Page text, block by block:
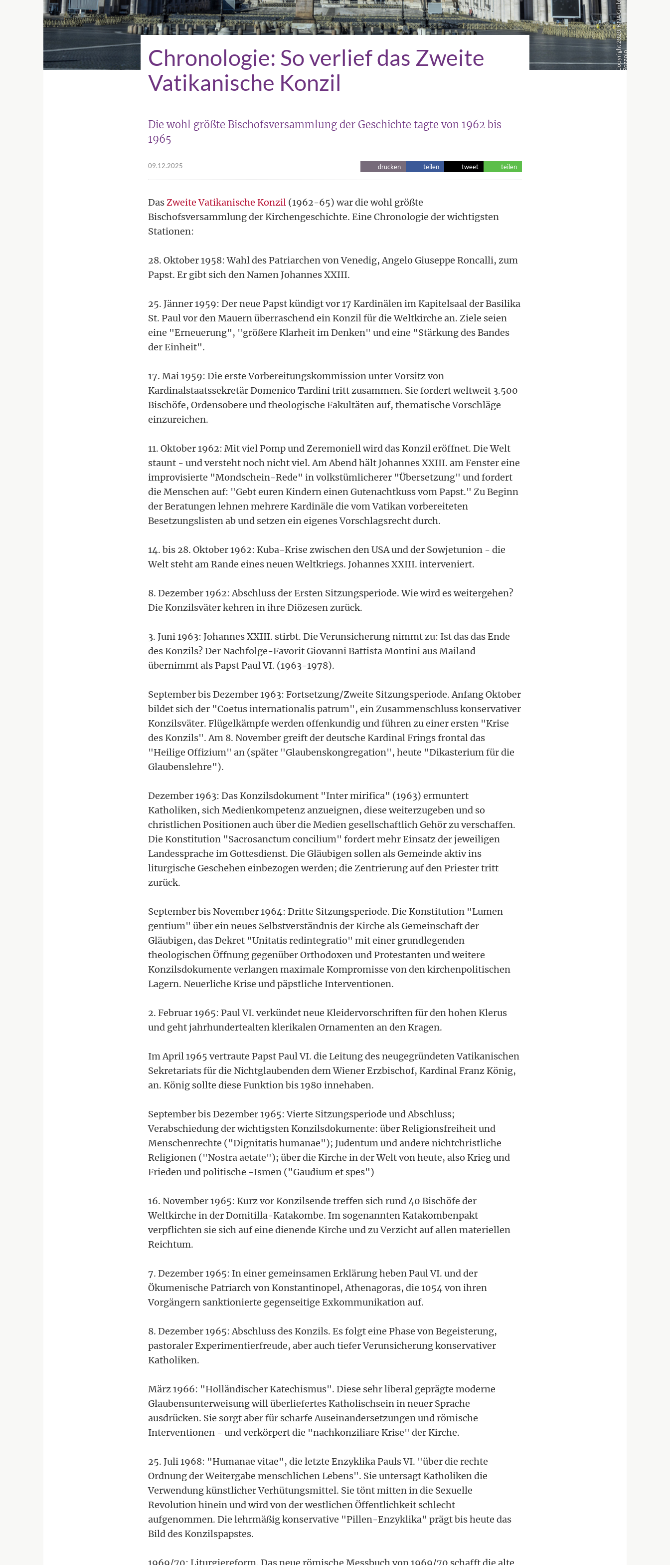
g
o
Chronologie: So verlief das Zweite
Vatikanische Konzil
Die wohl größte Bischofsversammlung der Geschichte tagte von 1962 bis
1965
09.12.2025 drucken teilen tweet teilen
DasZweite Vatikanische Konzil (1962-65) war die wohl größte
Bischofsversammlung der Kirchengeschichte. Eine Chronologie der wichtigsten
Stationen:
28. Oktober 1958: Wahl des Patriarchen von Venedig, Angelo Giuseppe Roncalli, zum
Papst. Er gibt sich den Namen Johannes XXIII.
25. Jänner 1959: Der neue Papst kündigt vor 17 Kardinälen im Kapitelsaal der Basilika
St. Paul vor den Mauern überraschend ein Konzil für die Weltkirche an. Ziele seien
eine "Erneuerung", "größere Klarheit im Denken" und eine "Stärkung des Bandes
der Einheit".
17. Mai 1959: Die erste Vorbereitungskommission unter Vorsitz von
Kardinalstaatssekretär Domenico Tardini tritt zusammen. Sie fordert weltweit 3.500
Bischöfe, Ordensobere und theologische Fakultäten auf, thematische Vorschläge
einzureichen.
11. Oktober 1962: Mit viel Pomp und Zeremoniell wird das Konzil eröffnet. Die Welt
staunt - und versteht noch nicht viel. Am Abend hält Johannes XXIII. am Fenster eine
improvisierte "Mondschein-Rede" in volkstümlicherer "Übersetzung" und fordert
die Menschen auf: "Gebt euren Kindern einen Gutenachtkuss vom Papst." Zu Beginn
der Beratungen lehnen mehrere Kardinäle die vom Vatikan vorbereiteten
Besetzungslisten ab und setzen ein eigenes Vorschlagsrecht durch.
14. bis 28. Oktober 1962: Kuba-Krise zwischen den USA und der Sowjetunion - die
Welt steht am Rande eines neuen Weltkriegs. Johannes XXIII. interveniert.
8. Dezember 1962: Abschluss der Ersten Sitzungsperiode. Wie wird es weitergehen?
Die Konzilsväter kehren in ihre Diözesen zurück.
3. Juni 1963: Johannes XXIII. stirbt. Die Verunsicherung nimmt zu: Ist das das Ende
des Konzils? Der Nachfolge-Favorit Giovanni Battista Montini aus Mailand
übernimmt als Papst Paul VI. (1963-1978).
September bis Dezember 1963: Fortsetzung/Zweite Sitzungsperiode. Anfang Oktober
bildet sich der "Coetus internationalis patrum", ein Zusammenschluss konservativer
Konzilsväter. Flügelkämpfe werden offenkundig und führen zu einer ersten "Krise
des Konzils". Am 8. November greift der deutsche Kardinal Frings frontal das
"Heilige Offizium" an (später "Glaubenskongregation", heute "Dikasterium für die
Glaubenslehre").
Dezember 1963: Das Konzilsdokument "Inter mirifica" (1963) ermuntert
Katholiken, sich Medienkompetenz anzueignen, diese weiterzugeben und so
christlichen Positionen auch über die Medien gesellschaftlich Gehör zu verschaffen.
Die Konstitution "Sacrosanctum concilium" fordert mehr Einsatz der jeweiligen
Landessprache im Gottesdienst. Die Gläubigen sollen als Gemeinde aktiv ins
liturgische Geschehen einbezogen werden; die Zentrierung auf den Priester tritt
zurück.
September bis November 1964: Dritte Sitzungsperiode. Die Konstitution "Lumen
gentium" über ein neues Selbstverständnis der Kirche als Gemeinschaft der
Gläubigen, das Dekret "Unitatis redintegratio" mit einer grundlegenden
theologischen Öffnung gegenüber Orthodoxen und Protestanten und weitere
Konzilsdokumente verlangen maximale Kompromisse von den kirchenpolitischen
Lagern. Neuerliche Krise und päpstliche Interventionen.
2. Februar 1965: Paul VI. verkündet neue Kleidervorschriften für den hohen Klerus
und geht jahrhundertealten klerikalen Ornamenten an den Kragen.
Im April 1965 vertraute Papst Paul VI. die Leitung des neugegründeten Vatikanischen
Sekretariats für die Nichtglaubenden dem Wiener Erzbischof, Kardinal Franz König,
an. König sollte diese Funktion bis 1980 innehaben.
September bis Dezember 1965: Vierte Sitzungsperiode und Abschluss;
Verabschiedung der wichtigsten Konzilsdokumente: über Religionsfreiheit und
Menschenrechte ("Dignitatis humanae"); Judentum und andere nichtchristliche
Religionen ("Nostra aetate"); über die Kirche in der Welt von heute, also Krieg und
Frieden und politische -Ismen ("Gaudium et spes")
16. November 1965: Kurz vor Konzilsende treffen sich rund 40 Bischöfe der
Weltkirche in der Domitilla-Katakombe. Im sogenannten Katakombenpakt
verpflichten sie sich auf eine dienende Kirche und zu Verzicht auf allen materiellen
Reichtum.
7. Dezember 1965: In einer gemeinsamen Erklärung heben Paul VI. und der
Ökumenische Patriarch von Konstantinopel, Athenagoras, die 1054 von ihren
Vorgängern sanktionierte gegenseitige Exkommunikation auf.
8. Dezember 1965: Abschluss des Konzils. Es folgt eine Phase von Begeisterung,
pastoraler Experimentierfreude, aber auch tiefer Verunsicherung konservativer
Katholiken.
März 1966: "Holländischer Katechismus". Diese sehr liberal geprägte moderne
Glaubensunterweisung will überliefertes Katholischsein in neuer Sprache
ausdrücken. Sie sorgt aber für scharfe Auseinandersetzungen und römische
Interventionen - und verkörpert die "nachkonziliare Krise" der Kirche.
25. Juli 1968: "Humanae vitae", die letzte Enzyklika Pauls VI. "über die rechte
Ordnung der Weitergabe menschlichen Lebens". Sie untersagt Katholiken die
Verwendung künstlicher Verhütungsmittel. Sie tönt mitten in die Sexuelle
Revolution hinein und wird von der westlichen Öffentlichkeit schlecht
aufgenommen. Die lehrmäßig konservative "Pillen-Enzyklika" prägt bis heute das
Bild des Konzilspapstes.